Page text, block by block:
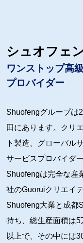
シュオフェ
ワンストップ高
プロバイダー
Shuofengグループは
田にあります。クリ
ト製造、グローバル
サービスプロバイダ
Shuofengは完全な産
社のGuoruiクリエイ
Shuofeng大業と成都
持ち、総生産面積は
以上で、その中には